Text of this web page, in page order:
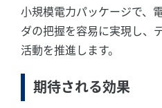
小規模電力パッケージで、
ダの把握を容易に実現し、
活動を推進します。
期待される効果